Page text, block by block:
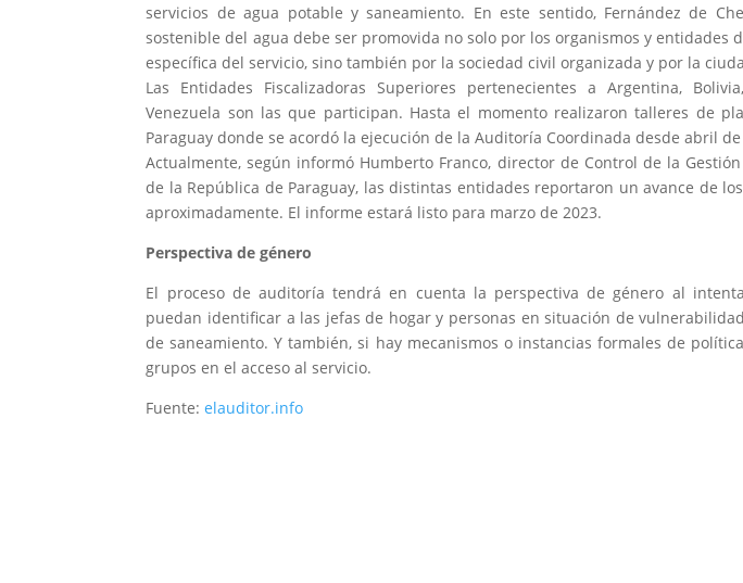
servicios de agua potable y saneamiento. En este sentido, Fernández de
sostenible del agua debe ser promovida no solo por los organismos y entidades
específica del servicio, sino también por la sociedad civil organizada y por la
Las Entidades Fiscalizadoras Superiores pertenecientes a Argentina,
Venezuela son las que participan. Hasta el momento realizaron talleres de
Paraguay donde se acordó la ejecución de la Auditoría Coordinada desde abril
Actualmente, según informó Humberto Franco, director de Control de la
de la República de Paraguay, las distintas entidades reportaron un avance de
aproximadamente. El informe estará listo para marzo de 2023.
Perspectiva de género
El proceso de auditoría tendrá en cuenta la perspectiva de género al
puedan identificar a las jefas de hogar y personas en situación de
de saneamiento. Y también, si hay mecanismos o instancias formales de
grupos en el acceso al servicio.
Fuente:elauditor.info